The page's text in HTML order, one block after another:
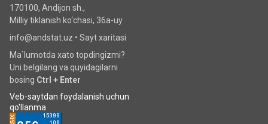
170100, Andijon sh.,
Milliy tiklanish ko‘chаsi, 36a-uy
info@andstat.uz • Sayt xaritasi
Ma`lumotda xato topdingizmi?
Uni belgilang va quyidagilarni
bosing Ctrl + Enter
Veb-saytdan foydalanish uchun
qo'llanma